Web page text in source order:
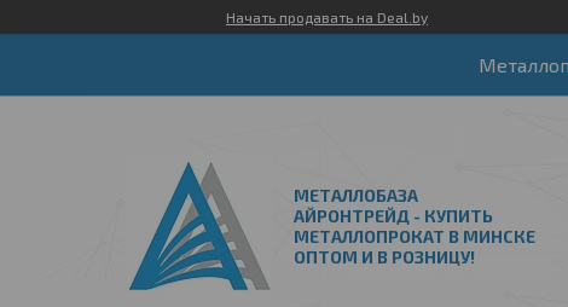
Начать продавать на Deal.by
МЕТАЛЛОБАЗА
АЙРОНТРЕЙД - КУПИТЬ
МЕТАЛЛОПРОКАТ В МИНСКЕ
ОПТОМ И В РОЗНИЦУ!